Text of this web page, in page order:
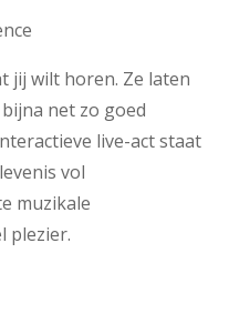
jij wilt horen. Ze laten
net zo goed
live-act staat
vol
muzikale
plezier.